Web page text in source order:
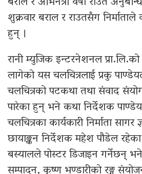
शुक्रवार बराल र राउतसँग
हुन् ।
रानी म्युजिक इन्टरनेशनल प्रा.लि.को
लागेको यस चलचित्रलाई प्रकु
चलचित्रको पटकथा तथा संवाद
पारेका हुन् भने कथा निर्देशक
चलचित्रका कार्यकारी निर्माता
छायाङ्कन निर्देशक महेश पौडेल
बस्यालले पोस्टर डिजाइन गर्नेछन्